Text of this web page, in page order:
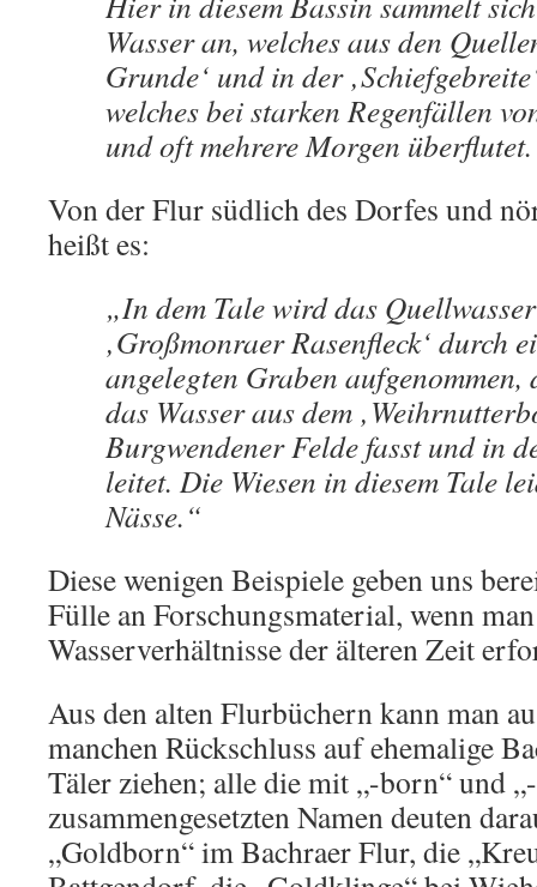
Wasser an, welches aus den
Grunde‘ und in der
welches bei starken Regenfällen
und oft mehrere Morgen
Von der Flur südlich des Dorfes und
heißt es:
„In dem Tale wird das
‚Großmonraer Rasenfleck‘ durch
angelegten Graben aufgenommen,
das Wasser aus dem
Burgwendener Felde fasst und in
leitet. Die Wiesen in diesem Tale
Nässe.“
Diese wenigen Beispiele geben uns
Fülle an Forschungsmaterial, wenn
Wasserverhältnisse der älteren Zeit
Aus den alten Flurbüchern kann man
manchen Rückschluss auf ehemalige
Täler ziehen; alle die mit „-born“ und
zusammengesetzten Namen deuten
„Goldborn“ im Bachraer Flur, die